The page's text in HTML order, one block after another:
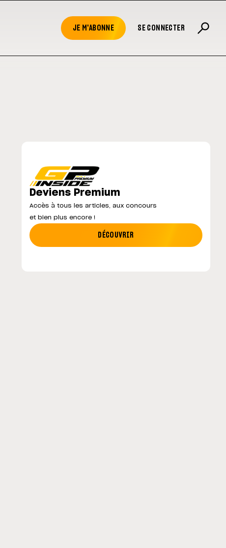
JE M'ABONNE SE CONNECTER
MotoGP : les cinq constructeurs signent un
Deviens Premium
Accès à tous les articles, aux concours
et bien plus encore !
DÉCOUVRIR